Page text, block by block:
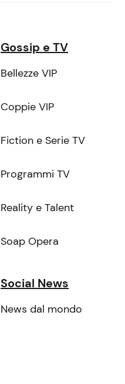
Gossip e TV
Bellezze VIP
Coppie VIP
Fiction e Serie TV
Programmi TV
Reality e Talent
Soap Opera
Social News
News dal mondo